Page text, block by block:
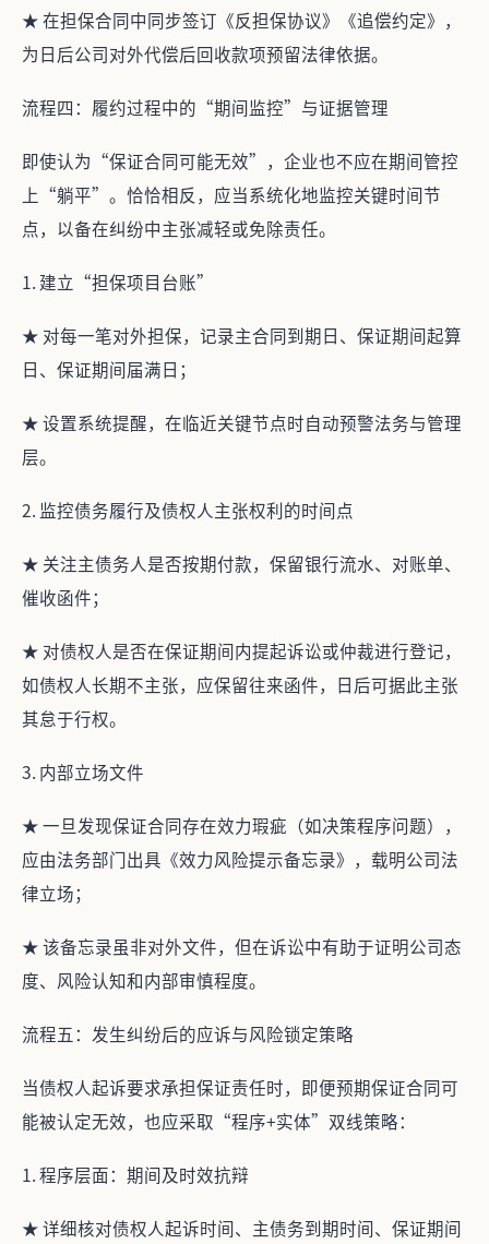
★ 在担保合同中同步签订《反担保协议》《追偿约定》，
为日后公司对外代偿后回收款项预留法律依据。
流程四：履约过程中的“期间监控”与证据管理
即使认为“保证合同可能无效”，企业也不应在期间管控
上“躺平”。恰恰相反，应当系统化地监控关键时间节
点，以备在纠纷中主张减轻或免除责任。
1. 建立“担保项目台账”
★ 对每一笔对外担保，记录主合同到期日、保证期间起算
日、保证期间届满日；
★ 设置系统提醒，在临近关键节点时自动预警法务与管理
层。
2. 监控债务履行及债权人主张权利的时间点
★ 关注主债务人是否按期付款，保留银行流水、对账单、
催收函件；
★ 对债权人是否在保证期间内提起诉讼或仲裁进行登记，
如债权人长期不主张，应保留往来函件，日后可据此主张
其怠于行权。
3. 内部立场文件
★ 一旦发现保证合同存在效力瑕疵（如决策程序问题），
应由法务部门出具《效力风险提示备忘录》，载明公司法
律立场；
★ 该备忘录虽非对外文件，但在诉讼中有助于证明公司态
度、风险认知和内部审慎程度。
流程五：发生纠纷后的应诉与风险锁定策略
当债权人起诉要求承担保证责任时，即便预期保证合同可
能被认定无效，也应采取“程序+实体”双线策略：
1. 程序层面：期间及时效抗辩
★ 详细核对债权人起诉时间、主债务到期时间、保证期间